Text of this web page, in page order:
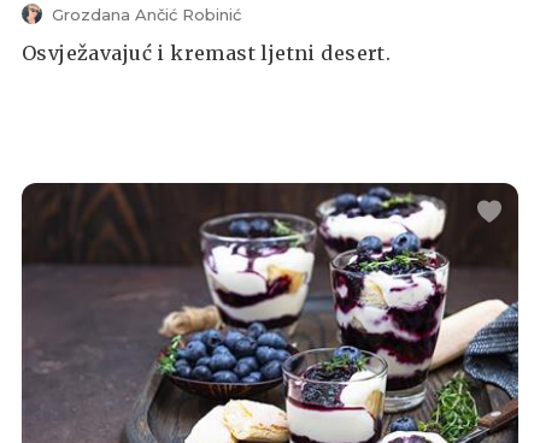
Grozdana Ančić Robinić
Osvježavajuć i kremast ljetni desert.